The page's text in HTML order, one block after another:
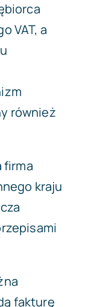
VAT, a
również
firma
kraju
fakturę